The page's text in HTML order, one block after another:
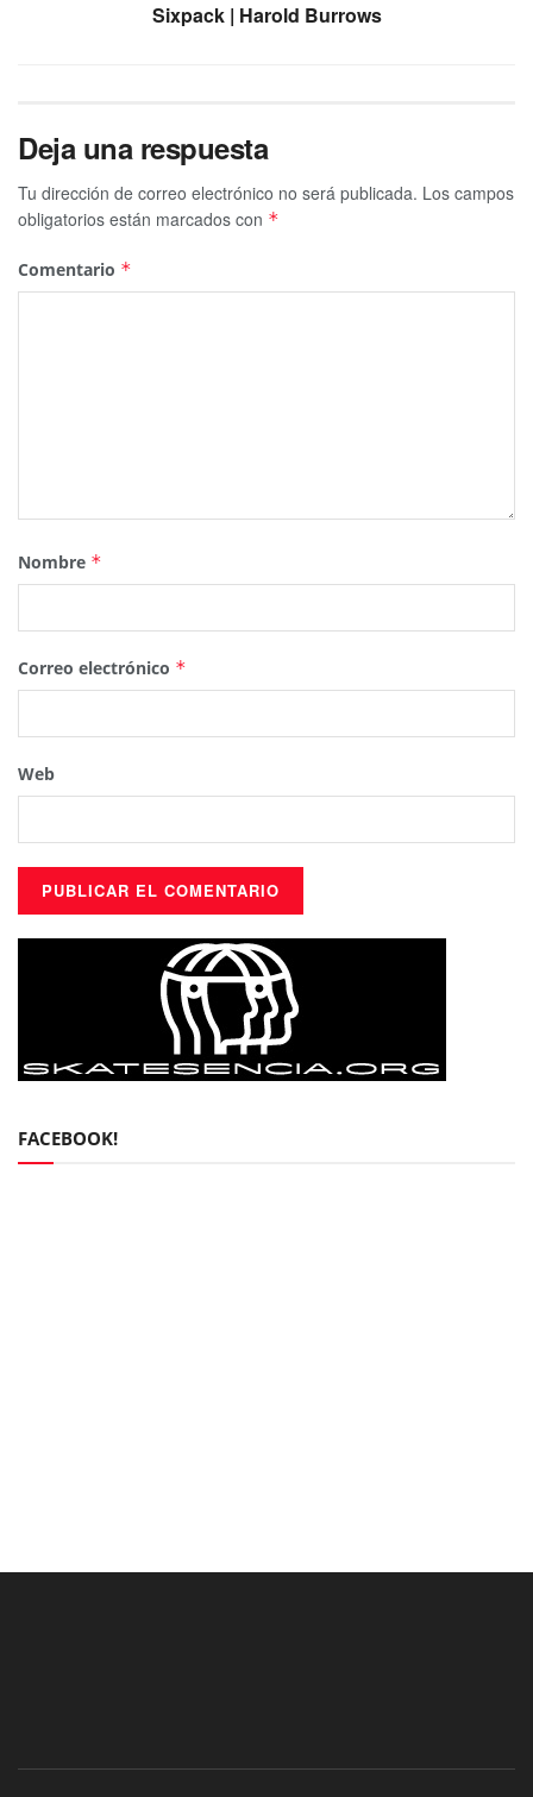
Sixpack | Harold Burrows
Deja una respuesta
Tu dirección de correo electrónico no será publicada. Los campos
obligatorios están marcados con *
Comentario *
Nombre *
Correo electrónico *
Web
FACEBOOK!